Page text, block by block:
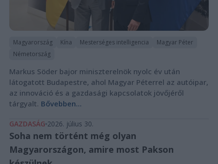
Magyarország Kína Mesterséges intelligencia
Magyar Péter
Németország
Markus Söder bajor miniszterelnök nyolc év után
látogatott Budapestre, ahol Magyar Péterrel az autóipar,
az innováció és a gazdasági kapcsolatok jövőjéről
tárgyalt. Bővebben...
GAZDASÁG 2026. július 30.
Soha nem történt még olyan
Magyarországon, amire most Pakson